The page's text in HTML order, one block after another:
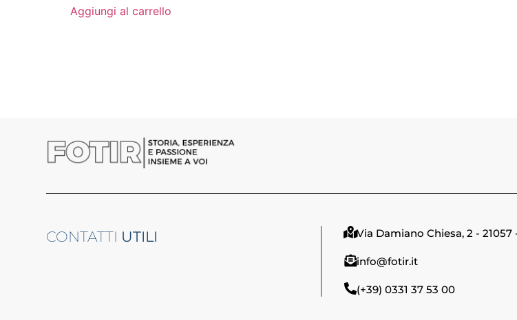
Aggiungi al carrello
CONTATTI UTILI Via Damiano Chiesa, 2 -
info@fotir.it
(+39) 0331 37 53 00